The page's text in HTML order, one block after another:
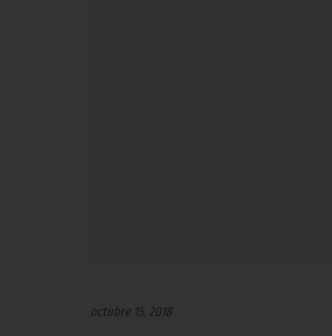
octubre 15, 2018